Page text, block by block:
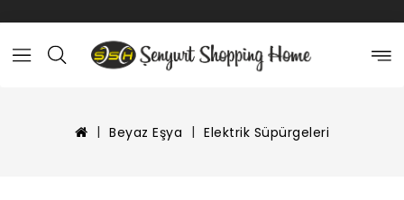
Beyaz Eşya Elektrik Süpürgeleri